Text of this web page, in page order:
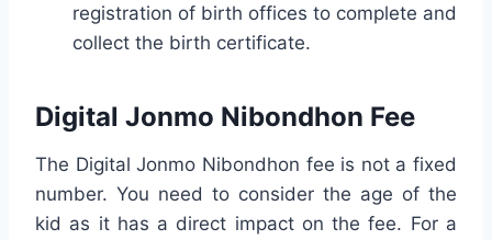
registration of birth offices to complete and
collect the birth certificate.
Digital Jonmo Nibondhon Fee
The Digital Jonmo Nibondhon fee is not a fixed
number. You need to consider the age of the
kid as it has a direct impact on the fee. For a